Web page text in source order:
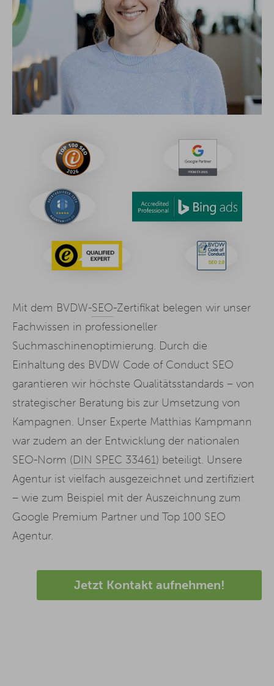
Mit dem BVDW-SEO-Zertifikat belegen wir unser
Fachwissen in professioneller
Suchmaschinenoptimierung. Durch die
Einhaltung des BVDW Code of Conduct SEO
garantieren wir höchste Qualitätsstandards – von
strategischer Beratung bis zur Umsetzung von
Kampagnen. Unser Experte Matthias Kampmann
war zudem an der Entwicklung der nationalen
SEO-Norm (DIN SPEC 33461) beteiligt. Unsere
Agentur ist vielfach ausgezeichnet und zertifiziert
– wie zum Beispiel mit der Auszeichnung zum
Google Premium Partner und Top 100 SEO
Agentur.
Jetzt Kontakt aufnehmen!